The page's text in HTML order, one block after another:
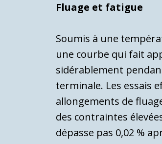
Fluage et fatigue
Soumis à une
une courbe qui fait
sidérablement
terminale. Les essais
allongements de
des contraintes
dépasse pas 0,02 %